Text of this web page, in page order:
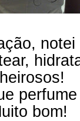
bom!